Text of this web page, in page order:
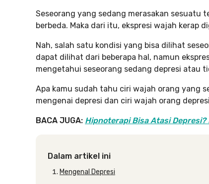
Seseorang yang sedang merasakan
berbeda. Maka dari itu, ekspresi wajah kerap
Nah, salah satu kondisi yang bisa dilihat
dapat dilihat dari beberapa hal, namun
mengetahui seseorang sedang depresi atau
Apa kamu sudah tahu ciri wajah orang yang
mengenai depresi dan ciri wajah orang
BACA JUGA: Hipnoterapi Bisa Atasi Depresi?
Dalam artikel ini
Mengenal Depresi